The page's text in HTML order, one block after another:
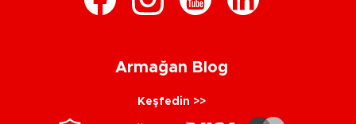
Armağan Blog
Keşfedin >>